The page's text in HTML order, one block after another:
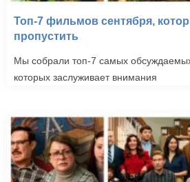
Топ-7 фильмов сентября,
пропустить
Мы собрали топ-7 самых
которых заслуживает внимания